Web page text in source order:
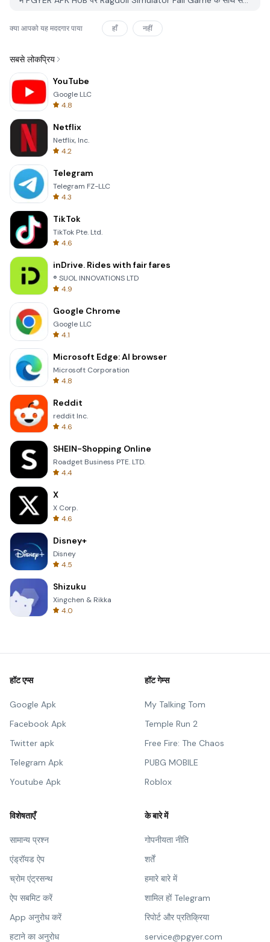
क्या आपको यह मददगार पाया हाँ नहीं
सबसे लोकप्रिय
YouTube
Google LLC
4.8
Netflix
Netflix, Inc.
4.2
Telegram
Telegram FZ-LLC
4.3
TikTok
TikTok Pte. Ltd.
4.6
inDrive. Rides with fair fares
® SUOL INNOVATIONS LTD
4.9
Google Chrome
Google LLC
4.1
Microsoft Edge: AI browser
Microsoft Corporation
4.8
Reddit
reddit Inc.
4.6
SHEIN-Shopping Online
Roadget Business PTE. LTD.
4.4
X
X Corp.
4.6
Disney+
Disney
4.5
Shizuku
Xingchen & Rikka
4.0
हॉट एप्स
Google Apk
Facebook Apk
Twitter apk
Telegram Apk
Youtube Apk
हॉट गेम्स
My Talking Tom
Temple Run 2
Free Fire: The Chaos
PUBG MOBILE
Roblox
विशेषताएँ
सामान्य प्रश्न
एंड्रॉयड ऐप
च्रोम एंट्रसन्थ
ऐप सबमिट करें
App अनुरोध करें
हटाने का अनुरोध
के बारे में
गोपनीयता नीति
शर्तें
हमारे बारे में
शामिल हों Telegram
रिपोर्ट और प्रतिक्रिया
service@pgyer.com